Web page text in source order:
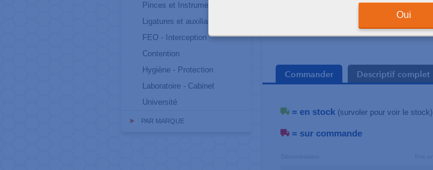
Oui
Pinces et Instruments
Ligatures et auxiliaires
FEO - Interception
Contention
Hygiène - Protection
Laboratoire - Cabinet
Université
PAR MARQUE
Commander Descriptif complet
= en stock (survoler pour voir le stock)
= sur commande